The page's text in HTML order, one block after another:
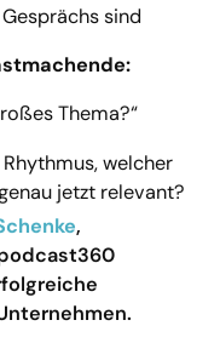
sind
Thema?“
welcher
jetzt relevant?
,